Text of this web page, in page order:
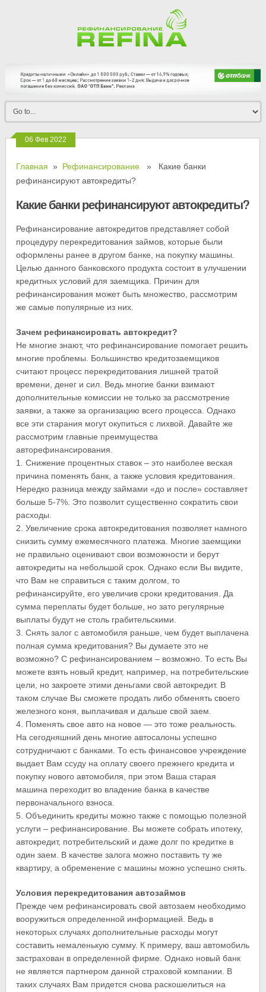
06 Фев 2022
Главная » Рефинансирование » Какие банки
рефинансируют автокредиты?
Какие банки рефинансируют автокредиты?
Рефинансирование автокредитов представляет собой
процедуру перекредитования займов, которые были
оформлены ранее в другом банке, на покупку машины.
Целью данного банковского продукта состоит в улучшении
кредитных условий для заемщика. Причин для
рефинансирования может быть множество, рассмотрим
же самые популярные из них.
Зачем рефинансировать автокредит?
Не многие знают, что рефинансирование помогает решить
многие проблемы. Большинство кредитозаемщиков
считают процесс перекредитования лишней тратой
времени, денег и сил. Ведь многие банки взимают
дополнительные комиссии не только за рассмотрение
заявки, а также за организацию всего процесса. Однако
все эти старания могут окупиться с лихвой. Давайте же
рассмотрим главные преимущества
авторефинансирования.
1. Снижение процентных ставок – это наиболее веская
причина поменять банк, а также условия кредитования.
Нередко разница между займами «до и после» составляет
больше 5-7%. Это позволит существенно сократить свои
расходы.
2. Увеличение срока автокредитования позволяет намного
снизить сумму ежемесячного платежа. Многие заемщики
не правильно оценивают свои возможности и берут
автокредиты на небольшой срок. Однако если Вы видите,
что Вам не справиться с таким долгом, то
рефинансируйте, его увеличив сроки кредитования. Да
сумма переплаты будет больше, но зато регулярные
выплаты будут не столь грабительскими.
3. Снять залог с автомобиля раньше, чем будет выплачена
полная сумма кредитования? Вы думаете это не
возможно? С рефинансированием – возможно. То есть Вы
можете взять новый кредит, например, на потребительские
цели, но закроете этими деньгами свой автокредит. В
таком случае Вы сможете продать либо обменять своего
железного коня, выплачивая и дальше свой заем.
4. Поменять свое авто на новое — это тоже реальность.
На сегодняшний день многие автосалоны успешно
сотрудничают с банками. То есть финансовое учреждение
выдает Вам ссуду на оплату своего прежнего кредита и
покупку нового автомобиля, при этом Ваша старая
машина переходит во владение банка в качестве
первоначального взноса.
5. Объединить кредиты можно также с помощью полезной
услуги – рефинансирование. Вы можете собрать ипотеку,
автокредит, потребительский и даже долг по кредитке в
один заем. В качестве залога можно поставить ту же
квартиру, а обременение с машины можно успешно снять.
Условия перекредитования автозаймов
Прежде чем рефинансировать свой автозаем необходимо
вооружиться определенной информацией. Ведь в
некоторых случаях дополнительные расходы могут
составить немаленькую сумму. К примеру, ваш автомобиль
застрахован в определенной фирме. Однако новый банк
не является партнером данной страховой компании. В
таких случаях Вам придется снова раскошелиться на